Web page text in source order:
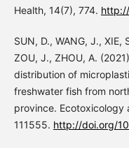
Health, 14(7), 774.
SUN, D., WANG, J., XIE,
ZOU, J., ZHOU, A.
distribution of
freshwater fish from
province. Ecotoxicology
111555. http://doi.org/